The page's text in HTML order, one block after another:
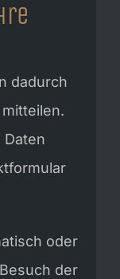
dadurch
Daten
oder
der